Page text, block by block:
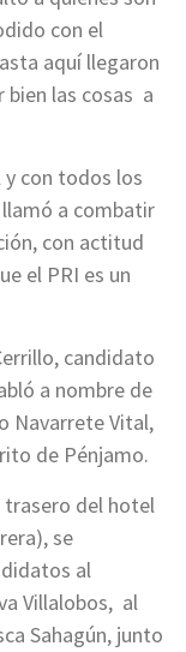
con el
aquí llegaron
bien las cosas a
con todos los
llamó a combatir
con actitud
el PRI es un
candidato
a nombre de
Navarrete Vital,
de Pénjamo.
trasero del hotel
se
al
Villalobos, al
Sahagún, junto